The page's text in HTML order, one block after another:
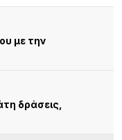
με την
δράσεις,